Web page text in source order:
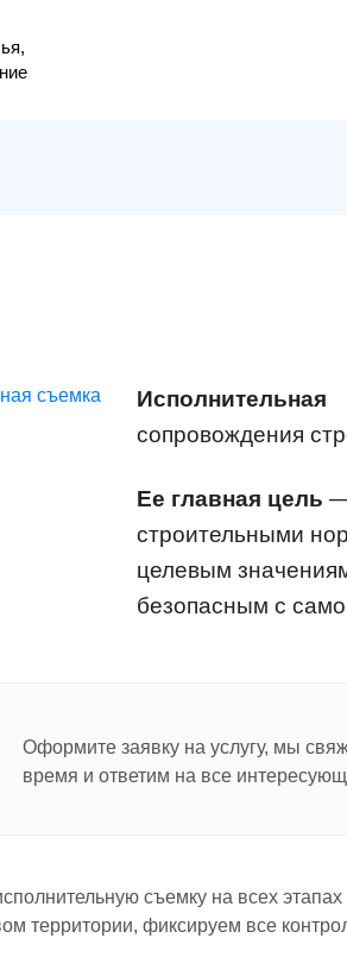
сопровождения
Ее главная цель —
строительными
целевым
безопасным с
Оформите заявку на услугу, мы
время и ответим на все
съемку на всех этапах
территории, фиксируем все